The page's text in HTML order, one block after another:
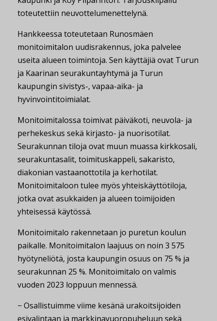
toteutettiin neuvottelumenettelynä.
Hankkeessa toteutetaan Runosmäen
monitoimitalon uudisrakennus, joka palvelee
useita alueen toimintoja. Sen käyttäjiä ovat Turun
ja Kaarinan seurakuntayhtymä ja Turun
kaupungin sivistys-, vapaa-aika- ja
hyvinvointitoimialat.
Monitoimitalossa toimivat päiväkoti, neuvola- ja
perhekeskus sekä kirjasto- ja nuorisotilat.
Seurakunnan tiloja ovat muun muassa kirkkosali,
seurakuntasalit, toimituskappeli, sakaristo,
diakonian vastaanottotila ja kerhotilat.
Monitoimitaloon tulee myös yhteiskäyttötiloja,
jotka ovat asukkaiden ja alueen toimijoiden
yhteisessä käytössä.
Monitoimitalo rakennetaan jo puretun koulun
paikalle. Monitoimitalon laajuus on noin 3 575
hyötyneliötä, josta kaupungin osuus on 75 % ja
seurakunnan 25 %. Monitoimitalo on valmis
vuoden 2023 loppuun mennessä.
− Osallistuimme viime kesänä urakoitsijoiden
esivalintaan ja markkinavuoropuheluun sekä